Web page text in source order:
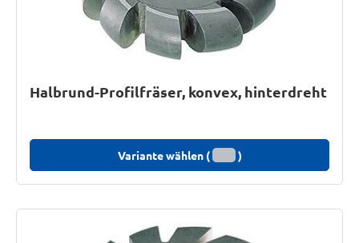
Halbrund-Profilfräser, konvex, hinterdreht
Variante wählen ( )